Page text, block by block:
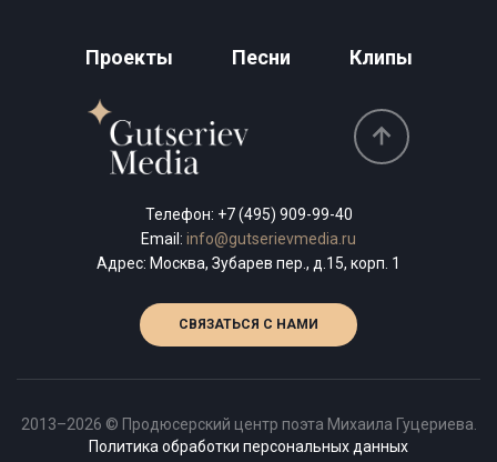
Проекты Песни Клипы
Телефон: +7 (495) 909-99-40
Email: info@gutserievmedia.ru
Адрес: Москва, Зубарев пер., д.15, корп. 1
СВЯЗАТЬСЯ С НАМИ
2013–2026 © Продюсерский центр поэта Михаила Гуцериева.
Политика обработки персональных данных